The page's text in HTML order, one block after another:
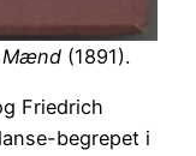
(1891).
Friedrich
begrepet i